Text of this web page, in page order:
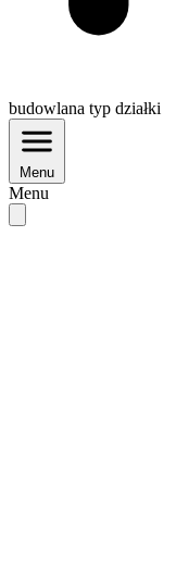
budowlana typ działki
Menu
Menu